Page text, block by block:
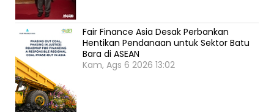
Fair Finance Asia Desak Perbankan
Hentikan Pendanaan untuk Sektor Batu
Bara di ASEAN
Kam, Ags 6 2026 13:02